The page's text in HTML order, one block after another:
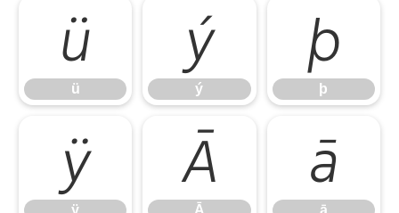
ü
ü
ý
ý
þ
þ
ÿ
ÿ
Ā
Ā
ā
ā